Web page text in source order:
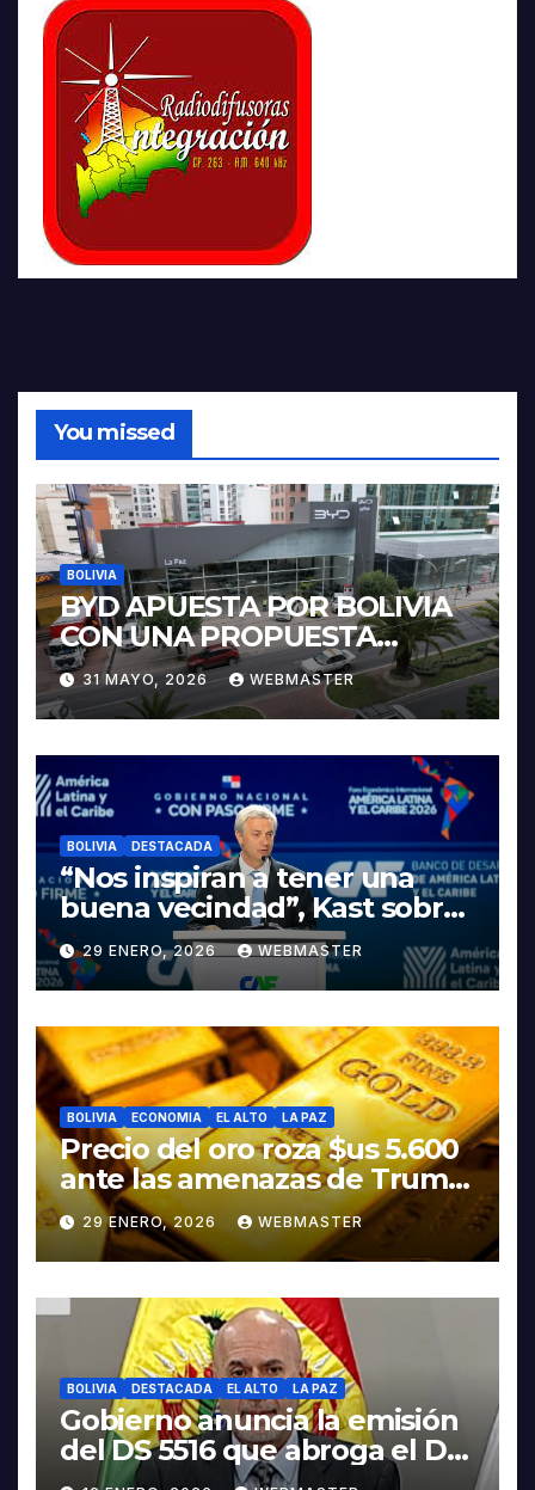
You missed
BOLIVIA
BYD APUESTA POR BOLIVIA
CON UNA PROPUESTA
INTEGRAL PARA IMPULSAR
LA ELECTROMOVILIDAD Y LA
INDUSTRIALIZACIÓN DEL
LITIO
31 MAYO, 2026 WEBMASTER
BOLIVIA DESTACADA
“Nos inspiran a tener una
buena vecindad”, Kast sobre
discurso del presidente
Rodrigo Paz
29 ENERO, 2026 WEBMASTER
BOLIVIA ECONOMIA EL ALTO LA PAZ
Precio del oro roza $us 5.600
ante las amenazas de Trump
contra Irán
29 ENERO, 2026 WEBMASTER
BOLIVIA DESTACADA EL ALTO LA PAZ
Gobierno anuncia la emisión
del DS 5516 que abroga el DS
5503